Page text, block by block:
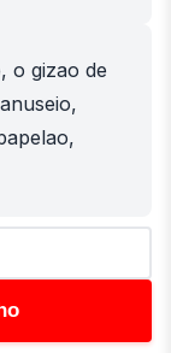
o gizao de